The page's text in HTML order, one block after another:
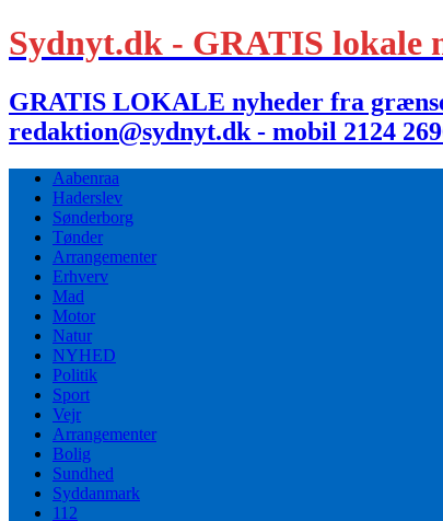
Sydnyt.dk - GRATIS lokale
GRATIS LOKALE nyheder fra
redaktion@sydnyt.dk - mobil 2124
Aabenraa
Haderslev
Sønderborg
Tønder
Arrangementer
Erhverv
Mad
Motor
Natur
NYHED
Politik
Sport
Vejr
Arrangementer
Bolig
Sundhed
Syddanmark
112